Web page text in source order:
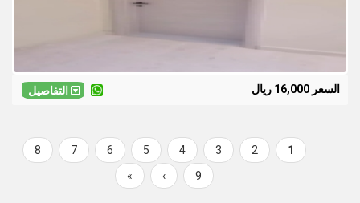
التفاصيل السعر 16,000 ريال
Pagination
Current
page
1
Page
2
Page
3
Page
4
Page
5
Page
6
Page
7
Page
8
Page
9
Next
page
›
Last
page
»